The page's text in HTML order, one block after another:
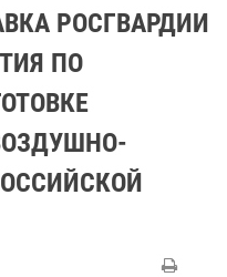
РОСГВАРДИИ
ПО